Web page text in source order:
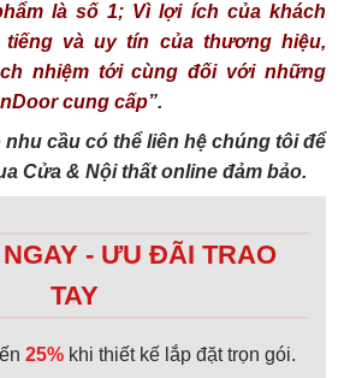
là số 1; Vì lợi ích của khách
và uy tín của thương hiệu,
nhiệm tới cùng đối với những
cung cấp”.
cầu có thể liên hệ chúng tôi để
Cửa & Nội thất online đảm bảo.
- ƯU ĐÃI TRAO
TAY
25% khi thiết kế lắp đặt trọn gói.